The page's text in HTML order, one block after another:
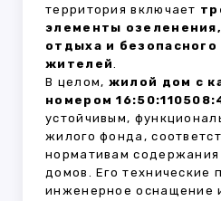
территория включает
элементы
отдыха и
жителей.
В целом, жилой дом с
номером
устойчивым,
жилого фонда,
нормативам содержания
домов. Его технические
инженерное оснащение